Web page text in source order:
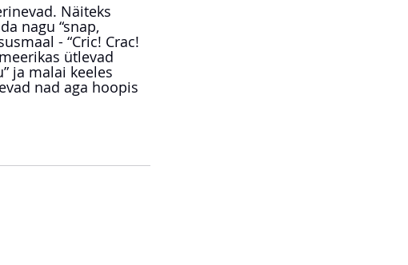
Näiteks
nagu “snap,
- “Cric! Crac!
ütlevad
ja malai keeles
nad aga hoopis